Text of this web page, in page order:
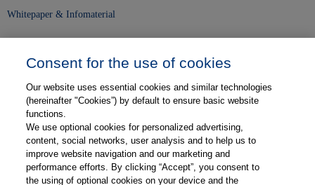
Whitepaper & Infomaterial
Karriere
Kontakt
Web-Semniare
Consent for the use of cookies
Our website uses essential cookies and similar technologies
(hereinafter "Cookies”) by default to ensure basic website
functions.
We use optional cookies for personalized advertising,
content, social networks, user analysis and to help us to
improve website navigation and our marketing and
performance efforts. By clicking “Accept”, you consent to
the using of optional cookies on your device and the